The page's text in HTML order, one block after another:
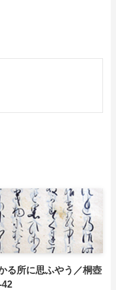
る所に思ふやう／桐壺
42